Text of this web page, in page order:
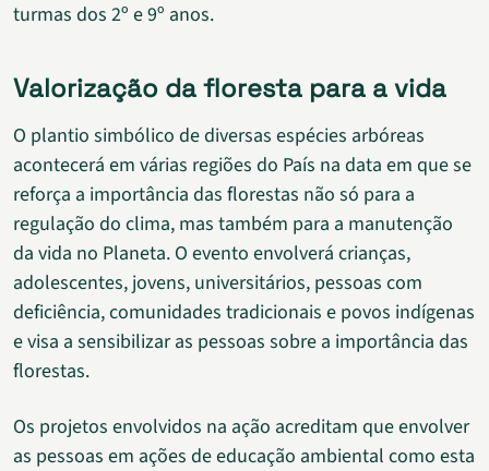
turmas dos 2º e 9º anos.
Valorização da floresta para a vida
O plantio simbólico de diversas espécies arbóreas
acontecerá em várias regiões do País na data em que se
reforça a importância das florestas não só para a
regulação do clima, mas também para a manutenção
da vida no Planeta. O evento envolverá crianças,
adolescentes, jovens, universitários, pessoas com
deficiência, comunidades tradicionais e povos indígenas
e visa a sensibilizar as pessoas sobre a importância das
florestas.
Os projetos envolvidos na ação acreditam que envolver
as pessoas em ações de educação ambiental como esta